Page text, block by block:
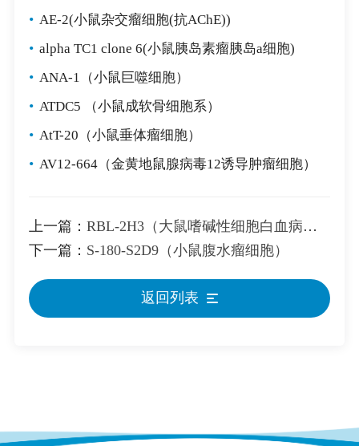
• AE-2(小鼠杂交瘤细胞(抗AChE))
• alpha TC1 clone 6(小鼠胰岛素瘤胰岛a细胞)
• ANA-1（小鼠巨噬细胞）
• ATDC5 （小鼠成软骨细胞系）
• AtT-20（小鼠垂体瘤细胞）
• AV12-664（金黄地鼠腺病毒12诱导肿瘤细胞）
上一篇： RBL-2H3（大鼠嗜碱性细胞白血病细胞）
下一篇： S-180-S2D9（小鼠腹水瘤细胞）
返回列表